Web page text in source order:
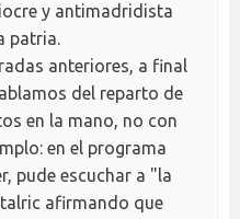
y antimadridista
patria.
anteriores, a final
del reparto de
en la mano, no con
en el programa
pude escuchar a "la
afirmando que